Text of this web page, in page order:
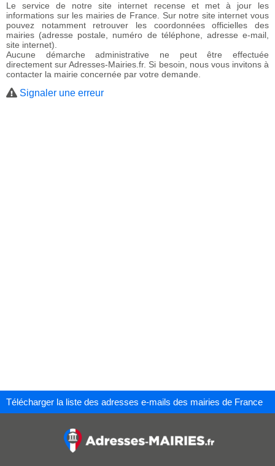
Le service de notre site internet recense et met à jour les
informations sur les mairies de France. Sur notre site internet vous
pouvez notamment retrouver les coordonnées officielles des
mairies (adresse postale, numéro de téléphone, adresse e-mail,
site internet).
Aucune démarche administrative ne peut être effectuée
directement sur Adresses-Mairies.fr. Si besoin, nous vous invitons à
contacter la mairie concernée par votre demande.
Signaler une erreur
Télécharger la liste des adresses e-mails des mairies de France